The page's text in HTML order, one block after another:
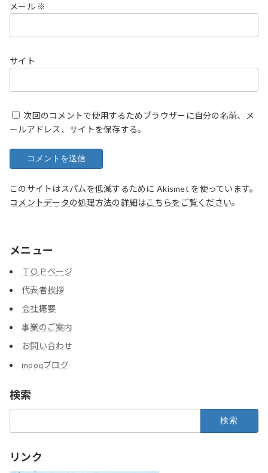
メール ※
サイト
次回のコメントで使用するためブラウザーに自分の名前、メ
ールアドレス、サイトを保存する。
このサイトはスパムを低減するために Akismet を使っています。
コメントデータの処理方法の詳細はこちらをご覧ください。
メニュー
ＴＯＰページ
代表者挨拶
会社概要
事業のご案内
お問い合わせ
mooqブログ
検索
リンク